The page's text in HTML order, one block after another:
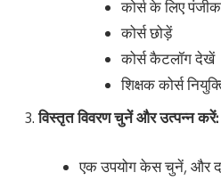
कोर्स के लिए
कोर्स छोड़ें
कोर्स कैटलॉग देखें
शिक्षक कोर्स
विस्तृत विवरण चुनें और उत्पन्न करें:
एक उपयोग केस चुनें, और